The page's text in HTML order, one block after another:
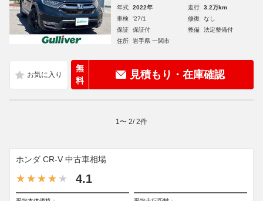
年式 2022年 走行
3.2万km
車検
'27/1 修復
なし
保証
保証付 整備
法定整備付
住所
岩手県 一関市
無
料
見積もり・在庫確認
1 〜 2/2件
ホンダ CR-V 中古車相場
4.1